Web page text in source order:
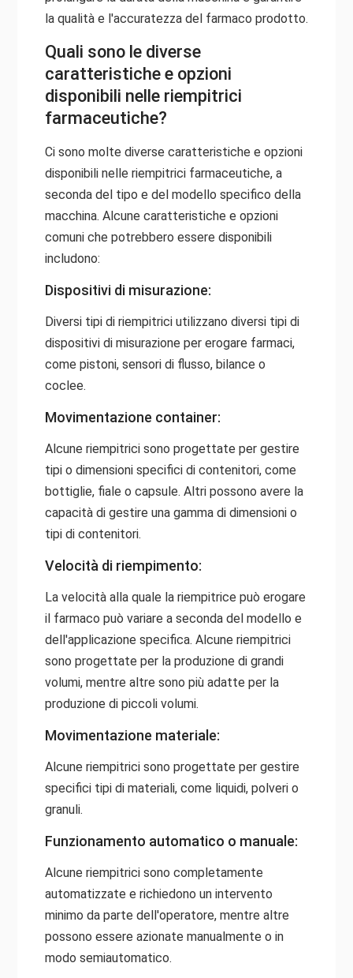
la qualità e l'accuratezza del farmaco prodotto.
Quali sono le diverse
caratteristiche e opzioni
disponibili nelle riempitrici
farmaceutiche?
Ci sono molte diverse caratteristiche e opzioni
disponibili nelle riempitrici farmaceutiche, a
seconda del tipo e del modello specifico della
macchina. Alcune caratteristiche e opzioni
comuni che potrebbero essere disponibili
includono:
Dispositivi di misurazione:
Diversi tipi di riempitrici utilizzano diversi tipi di
dispositivi di misurazione per erogare farmaci,
come pistoni, sensori di flusso, bilance o
coclee.
Movimentazione container:
Alcune riempitrici sono progettate per gestire
tipi o dimensioni specifici di contenitori, come
bottiglie, fiale o capsule. Altri possono avere la
capacità di gestire una gamma di dimensioni o
tipi di contenitori.
Velocità di riempimento:
La velocità alla quale la riempitrice può erogare
il farmaco può variare a seconda del modello e
dell'applicazione specifica. Alcune riempitrici
sono progettate per la produzione di grandi
volumi, mentre altre sono più adatte per la
produzione di piccoli volumi.
Movimentazione materiale:
Alcune riempitrici sono progettate per gestire
specifici tipi di materiali, come liquidi, polveri o
granuli.
Funzionamento automatico o manuale:
Alcune riempitrici sono completamente
automatizzate e richiedono un intervento
minimo da parte dell'operatore, mentre altre
possono essere azionate manualmente o in
modo semiautomatico.